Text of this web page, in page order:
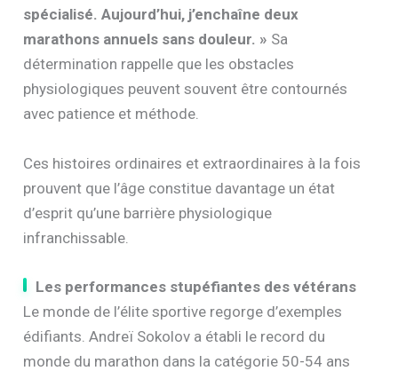
spécialisé. Aujourd’hui, j’enchaîne deux
marathons annuels sans douleur. » Sa
détermination rappelle que les obstacles
physiologiques peuvent souvent être contournés
avec patience et méthode.
Ces histoires ordinaires et extraordinaires à la fois
prouvent que l’âge constitue davantage un état
d’esprit qu’une barrière physiologique
infranchissable.
Les performances stupéfiantes des vétérans
Le monde de l’élite sportive regorge d’exemples
édifiants. Andreï Sokolov a établi le record du
monde du marathon dans la catégorie 50-54 ans